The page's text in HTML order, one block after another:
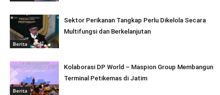
Berita
Sektor Perikanan Tangkap Perlu Dikelola Secara
Multifungsi dan Berkelanjutan
Berita
Kolaborasi DP World – Maspion Group Membangun
Terminal Petikemas di Jatim